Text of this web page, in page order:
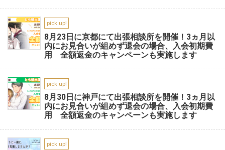
pick up!
8月23日に京都にて出張相談所を開催！3ヵ月以
内にお見合いが組めず退会の場合、入会初期費
用 全額返金のキャンペーンも実施します
pick up!
8月30日に神戸にて出張相談所を開催！3ヵ月以
内にお見合いが組めず退会の場合、入会初期費
用 全額返金のキャンペーンも実施します
pick up!